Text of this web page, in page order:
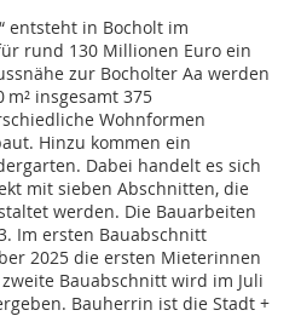
entsteht in Bocholt im
rund 130 Millionen Euro ein
zur Bocholter Aa werden
m² insgesamt 375
Wohnformen
Hinzu kommen ein
Dabei handelt es sich
mit sieben Abschnitten, die
werden. Die Bauarbeiten
Im ersten Bauabschnitt
2025 die ersten Mieterinnen
Bauabschnitt wird im Juli
Bauherrin ist die Stadt +